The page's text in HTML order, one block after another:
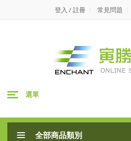
勝
登入 / 註冊 常見問題
選單
全部商品類別